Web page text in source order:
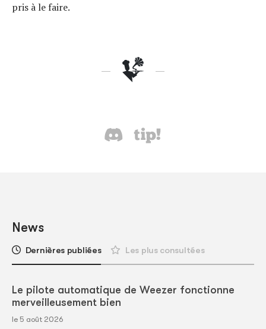
pris à le faire.
News
Dernières publiées Les plus consultées
Le pilote automatique de Weezer fonctionne
merveilleusement bien
le 5 août 2026